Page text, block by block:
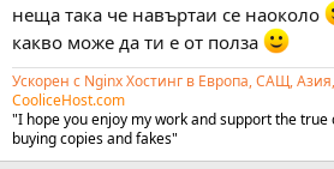
неща така че навъртаи се наоколо
какво може да ти е от полза
Ускорен с Nginx Хостинг в Европа, САЩ,
CooliceHost.com
"I hope you enjoy my work and support the
buying copies and fakes"